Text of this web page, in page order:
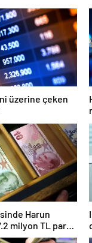
üzerine çeken
Harun
milyon TL para